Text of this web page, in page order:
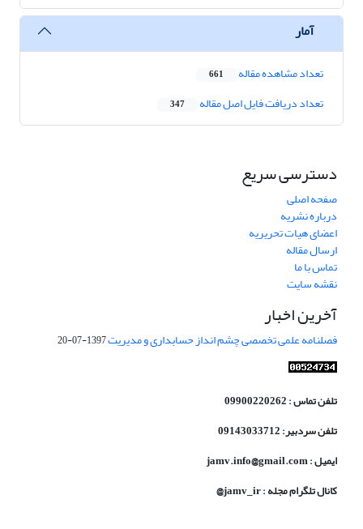
آمار
تعداد مشاهده مقاله 661
تعداد دریافت فایل اصل مقاله 347
دسترسی سریع
صفحه اصلی
درباره نشریه
اعضای هیات تحریریه
ارسال مقاله
تماس با ما
نقشه سایت
آخرین اخبار
فصلنامه علمی تخصصی چشم انداز حسابداری و مدیریت1397-07-20
تلفن تماس : 09900220262
تلفن سردبیر: 09143033712
ایمیل : jamv.info@gmail.com
کانال تلگرام مجله : jamv_ir@